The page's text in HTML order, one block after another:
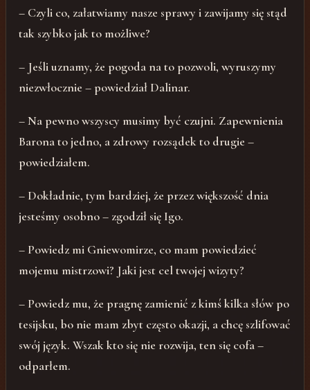
– Czyli co, załatwiamy nasze sprawy i zawijamy się stąd
tak szybko jak to możliwe?
– Jeśli uznamy, że pogoda na to pozwoli, wyruszymy
niezwłocznie – powiedział Dalinar.
– Na pewno wszyscy musimy być czujni. Zapewnienia
Barona to jedno, a zdrowy rozsądek to drugie –
powiedziałem.
– Dokładnie, tym bardziej, że przez większość dnia
jesteśmy osobno – zgodził się Igo.
– Powiedz mi Gniewomirze, co mam powiedzieć
mojemu mistrzowi? Jaki jest cel twojej wizyty?
– Powiedz mu, że pragnę zamienić z kimś kilka słów po
tesijsku, bo nie mam zbyt często okazji, a chcę szlifować
swój język. Wszak kto się nie rozwija, ten się cofa –
odparłem.